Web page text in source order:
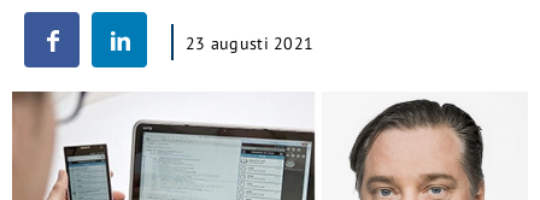
23 augusti 2021